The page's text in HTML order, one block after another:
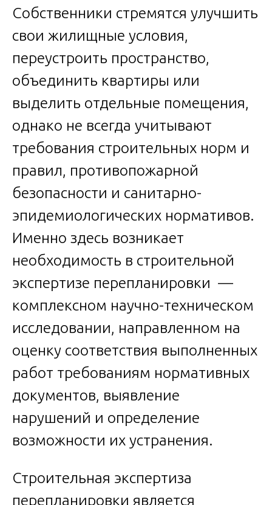
Собственники стремятся улучшить
свои жилищные условия,
переустроить пространство,
объединить квартиры или
выделить отдельные помещения,
однако не всегда учитывают
требования строительных норм и
правил, противопожарной
безопасности и санитарно-
эпидемиологических нормативов.
Именно здесь возникает
необходимость в строительной
экспертизе перепланировки —
комплексном научно-техническом
исследовании, направленном на
оценку соответствия выполненных
работ требованиям нормативных
документов, выявление
нарушений и определение
возможности их устранения.
Строительная экспертиза
перепланировки является